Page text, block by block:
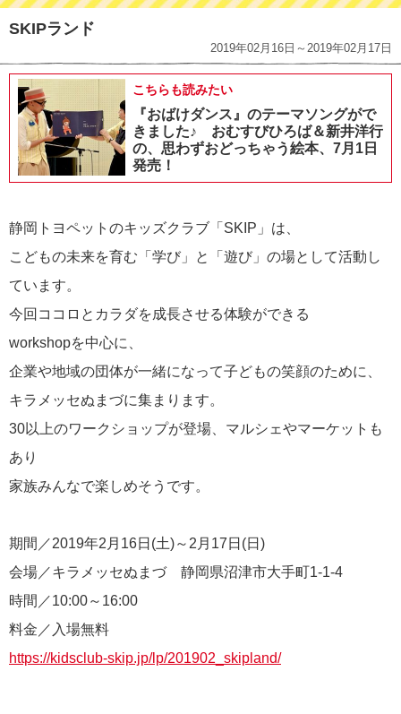
SKIPランド
2019年02月16日～2019年02月17日
こちらも読みたい
『おばけダンス』のテーマソングがで
きました♪ おむすびひろば＆新井洋行
の、思わずおどっちゃう絵本、7月1日
発売！
静岡トヨペットのキッズクラブ「SKIP」は、
こどもの未来を育む「学び」と「遊び」の場として活動し
ています。
今回ココロとカラダを成長させる体験ができる
workshopを中心に、
企業や地域の団体が一緒になって子どもの笑顔のために、
キラメッセぬまづに集まります。
30以上のワークショップが登場、マルシェやマーケットも
あり
家族みんなで楽しめそうです。
期間／2019年2月16日(土)～2月17日(日)
会場／キラメッセぬまづ 静岡県沼津市大手町1-1-4
時間／10:00～16:00
料金／入場無料
https://kidsclub-skip.jp/lp/201902_skipland/